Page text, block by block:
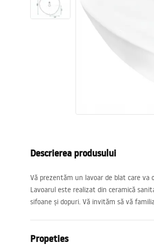
Cazi cu paravane
Descrierea produsului
Vă prezentăm un lavoar de blat care
Lavoarul este realizat din ceramică
sifoane și dopuri. Vă invităm să vă
Propeties